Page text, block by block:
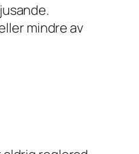
mindre av